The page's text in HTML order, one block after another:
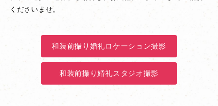
くださいませ。
和装前撮り婚礼ロケーション撮影
和装前撮り婚礼スタジオ撮影